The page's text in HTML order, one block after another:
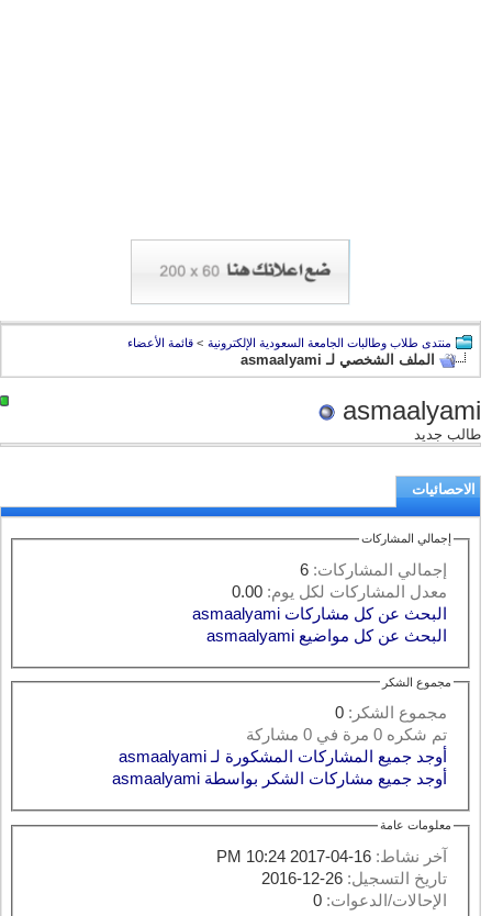
منتدى طلاب وطالبات الجامعة السعودية الإلكترونية > قائمة الأعضاء
الملف الشخصي لـ asmaalyami
asmaalyami
طالب جديد
الاحصائيات
إجمالي المشاركات
إجمالي المشاركات:6
معدل المشاركات لكل يوم:0.00
البحث عن كل مشاركات asmaalyami
البحث عن كل مواضيع asmaalyami
مجموع الشكر
مجموع الشكر:0
تم شكره 0 مرة في 0 مشاركة
أوجد جميع المشاركات المشكورة لـ asmaalyami
أوجد جميع مشاركات الشكر بواسطة asmaalyami
معلومات عامة
آخر نشاط:16-04-2017
10:24 PM
تاريخ التسجيل: 26-12-2016
الإحالات/الدعوات:0